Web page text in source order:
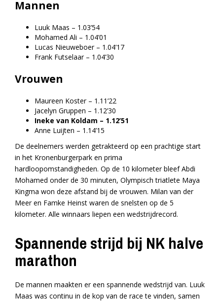
Mannen
Luuk Maas – 1.03’54
Mohamed Ali – 1.04’01
Lucas Nieuweboer – 1.04’17
Frank Futselaar – 1.04’30
Vrouwen
Maureen Koster – 1.11’22
Jacelyn Gruppen – 1.12’30
Ineke van Koldam – 1.12’51
Anne Luijten – 1.14’15
De deelnemers werden getrakteerd op een prachtige start
in het Kronenburgerpark en prima
hardloopomstandigheden. Op de 10 kilometer bleef Abdi
Mohamed onder de 30 minuten, Olympisch triatlete Maya
Kingma won deze afstand bij de vrouwen. Milan van der
Meer en Famke Heinst waren de snelsten op de 5
kilometer. Alle winnaars liepen een wedstrijdrecord.
Spannende strijd bij NK halve
marathon
De mannen maakten er een spannende wedstrijd van. Luuk
Maas was continu in de kop van de race te vinden, samen